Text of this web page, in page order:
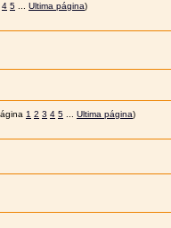
4 5 Ultima página)
1 2 3 4 5 Ultima página)